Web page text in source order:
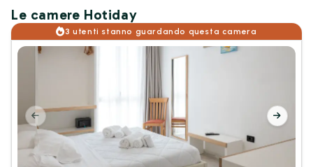
Le camere Hotiday
3 utenti stanno guardando questa camera